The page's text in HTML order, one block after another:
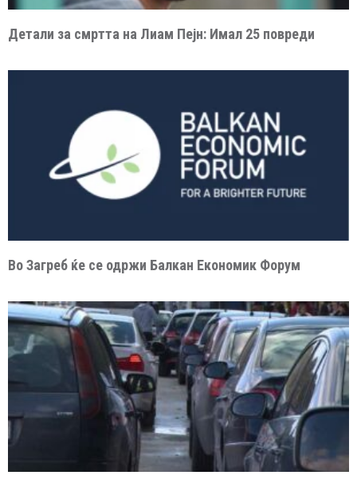
Детали за смртта на Лиам Пејн: Имал 25 повреди
Во Загреб ќе се одржи Балкан Економик Форум